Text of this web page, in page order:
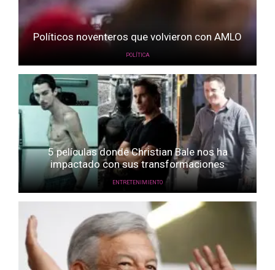
Políticos noventeros que volvieron con AMLO
POLÍTICA
5 películas donde Christian Bale nos ha
impactado con sus transformaciones
ENTRETENIMIENTO